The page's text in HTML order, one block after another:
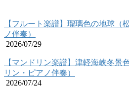
【フルート楽譜】瑠璃色の地球（
ノ伴奏）
2026/07/29
【マンドリン楽譜】津軽海峡冬景
リン・ピアノ伴奏）
2026/07/24